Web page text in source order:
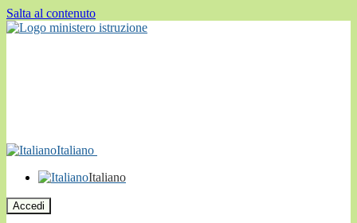
Salta al contenuto
Italiano
Italiano
Accedi